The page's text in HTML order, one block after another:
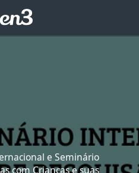
e Seminário
com Crianças e suas